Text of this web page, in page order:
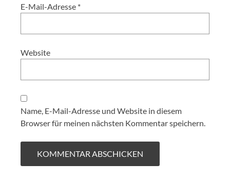
E-Mail-Adresse *
Website
Name, E-Mail-Adresse und Website in diesem
Browser für meinen nächsten Kommentar speichern.